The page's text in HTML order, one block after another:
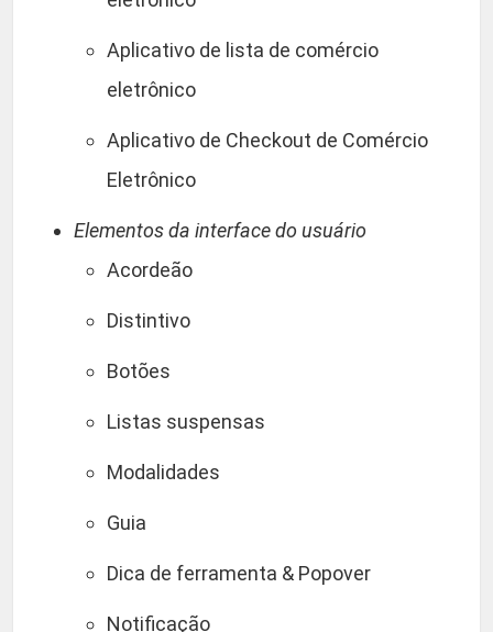
Aplicativo de lista de comércio
eletrônico
Aplicativo de Checkout de Comércio
Eletrônico
Elementos da interface do usuário
Acordeão
Distintivo
Botões
Listas suspensas
Modalidades
Guia
Dica de ferramenta & Popover
Notificação